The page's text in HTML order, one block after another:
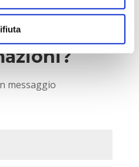
maggiori
messaggio